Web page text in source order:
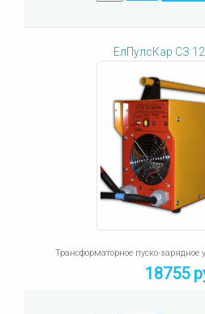
ЕлПулсКар СЗ
Трансформаторное пуско-зарядное
18755